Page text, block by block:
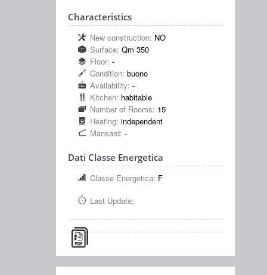
Characteristics
New construction: NO
Surface: Qm 350
Floor: -
Condition: buono
Availability: -
Kitchen: habitable
Number of Rooms: 15
Heating: independent
Mansard: -
Dati Classe Energetica
Classe Energetica: F
Last Update: